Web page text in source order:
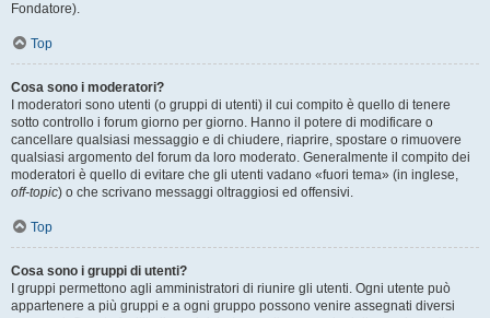
Fondatore).
Top
Cosa sono i moderatori?
I moderatori sono utenti (o gruppi di utenti) il cui compito è quello di tenere
sotto controllo i forum giorno per giorno. Hanno il potere di modificare o
cancellare qualsiasi messaggio e di chiudere, riaprire, spostare o rimuovere
qualsiasi argomento del forum da loro moderato. Generalmente il compito dei
moderatori è quello di evitare che gli utenti vadano «fuori tema» (in inglese,
off-topic) o che scrivano messaggi oltraggiosi ed offensivi.
Top
Cosa sono i gruppi di utenti?
I gruppi permettono agli amministratori di riunire gli utenti. Ogni utente può
appartenere a più gruppi e a ogni gruppo possono venire assegnati diversi